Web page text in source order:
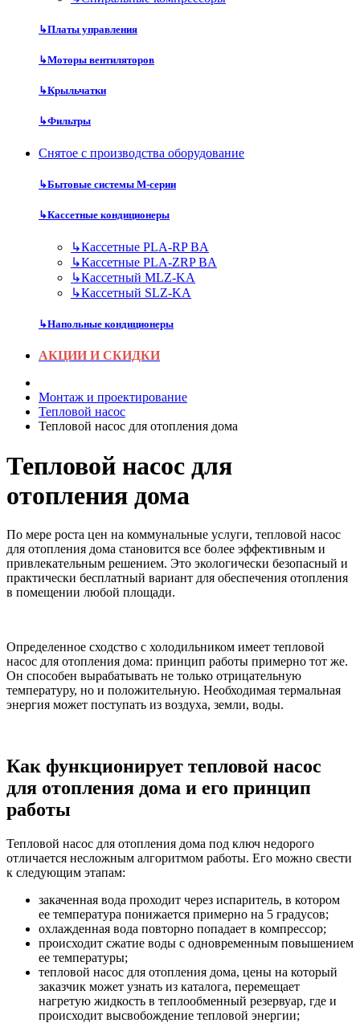
↳Платы управления
↳Моторы вентиляторов
↳Крыльчатки
↳Фильтры
Снятое с производства оборудование
↳Бытовые системы M-серии
↳Кассетные кондиционеры
↳Кассетные PLA-RP BA
↳Кассетные PLA-ZRP BA
↳Кассетный MLZ-KA
↳Кассетный SLZ-KA
↳Напольные кондиционеры
АКЦИИ И СКИДКИ
Монтаж и проектирование
Тепловой насос
Тепловой насос для отопления дома
Тепловой насос для
отопления дома
По мере роста цен на коммунальные услуги, тепловой насос
для отопления дома становится все более эффективным и
привлекательным решением. Это экологически безопасный и
практически бесплатный вариант для обеспечения отопления
в помещении любой площади.
Определенное сходство с холодильником имеет тепловой
насос для отопления дома: принцип работы примерно тот же.
Он способен вырабатывать не только отрицательную
температуру, но и положительную. Необходимая термальная
энергия может поступать из воздуха, земли, воды.
Как функционирует тепловой насос
для отопления дома и его принцип
работы
Тепловой насос для отопления дома под ключ недорого
отличается несложным алгоритмом работы. Его можно свести
к следующим этапам:
закаченная вода проходит через испаритель, в котором
ее температура понижается примерно на 5 градусов;
охлажденная вода повторно попадает в компрессор;
происходит сжатие воды с одновременным повышением
ее температуры;
тепловой насос для отопления дома, цены на который
заказчик может узнать из каталога, перемещает
нагретую жидкость в теплообменный резервуар, где и
происходит высвобождение тепловой энергии;